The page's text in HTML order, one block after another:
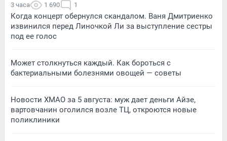
3 часа 1 690 1
Когда концерт обернулся скандалом. Ваня Дмитриенко
извинился перед Линочкой Ли за выступление сестры
под ее голос
Может столкнуться каждый. Как бороться с
бактериальными болезнями овощей — советы
Новости ХМАО за 5 августа: муж дает деньги Айзе,
вартовчанин оголился возле ТЦ, откроются новые
поликлиники